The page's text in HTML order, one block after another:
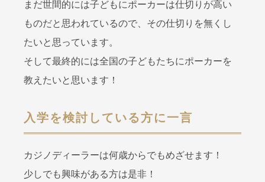
まだ世間的には子どもにポーカーは仕切りが高い
ものだと思われているので、その仕切りを無くし
たいと思っています。
そして最終的には全国の子どもたちにポーカーを
教えたいと思います！
入学を検討している方に一言
カジノディーラーは何歳からでもめざせます！
少しでも興味がある方は是非！